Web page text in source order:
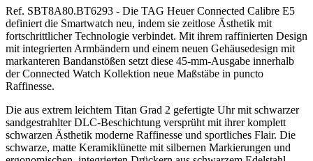
Ref. SBT8A80.BT6293 - Die TAG Heuer Connected Calibre E5
definiert die Smartwatch neu, indem sie zeitlose Ästhetik mit
fortschrittlicher Technologie verbindet. Mit ihrem raffinierten Design
mit integrierten Armbändern und einem neuen Gehäusedesign mit
markanteren Bandanstößen setzt diese 45-mm-Ausgabe innerhalb
der Connected Watch Kollektion neue Maßstäbe in puncto
Raffinesse.
Die aus extrem leichtem Titan Grad 2 gefertigte Uhr mit schwarzer
sandgestrahlter DLC-Beschichtung versprüht mit ihrer komplett
schwarzen Ästhetik moderne Raffinesse und sportliches Flair. Die
schwarze, matte Keramiklünette mit silbernen Markierungen und